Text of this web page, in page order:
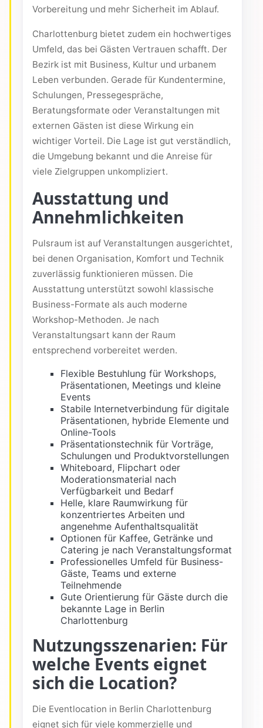
Vorbereitung und mehr Sicherheit im Ablauf.
Charlottenburg bietet zudem ein hochwertiges
Umfeld, das bei Gästen Vertrauen schafft. Der
Bezirk ist mit Business, Kultur und urbanem
Leben verbunden. Gerade für Kundentermine,
Schulungen, Pressegespräche,
Beratungsformate oder Veranstaltungen mit
externen Gästen ist diese Wirkung ein
wichtiger Vorteil. Die Lage ist gut verständlich,
die Umgebung bekannt und die Anreise für
viele Zielgruppen unkompliziert.
Ausstattung und
Annehmlichkeiten
Pulsraum ist auf Veranstaltungen ausgerichtet,
bei denen Organisation, Komfort und Technik
zuverlässig funktionieren müssen. Die
Ausstattung unterstützt sowohl klassische
Business-Formate als auch moderne
Workshop-Methoden. Je nach
Veranstaltungsart kann der Raum
entsprechend vorbereitet werden.
Flexible Bestuhlung für Workshops,
Präsentationen, Meetings und kleine
Events
Stabile Internetverbindung für digitale
Präsentationen, hybride Elemente und
Online-Tools
Präsentationstechnik für Vorträge,
Schulungen und Produktvorstellungen
Whiteboard, Flipchart oder
Moderationsmaterial nach
Verfügbarkeit und Bedarf
Helle, klare Raumwirkung für
konzentriertes Arbeiten und
angenehme Aufenthaltsqualität
Optionen für Kaffee, Getränke und
Catering je nach Veranstaltungsformat
Professionelles Umfeld für Business-
Gäste, Teams und externe
Teilnehmende
Gute Orientierung für Gäste durch die
bekannte Lage in Berlin
Charlottenburg
Nutzungsszenarien: Für
welche Events eignet
sich die Location?
Die Eventlocation in Berlin Charlottenburg
eignet sich für viele kommerzielle und